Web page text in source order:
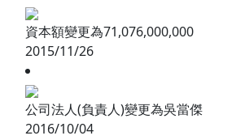
資本額變更為71,076,000,000
2015/11/26
公司法人(負責人)變更為吳當傑
2016/10/04